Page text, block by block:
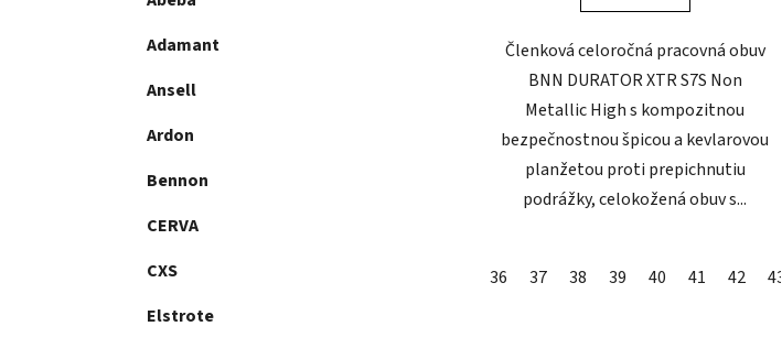
Adamant
Ansell
Ardon
Bennon
CERVA
CXS
Elstrote
Členková celoročná pracovná obuv
BNN DURATOR XTR S7S Non
Metallic High s kompozitnou
bezpečnostnou špicou a kevlarovou
planžetou proti prepichnutiu
podrážky, celokožená obuv s...
36 37 38 39 40 41 42 43